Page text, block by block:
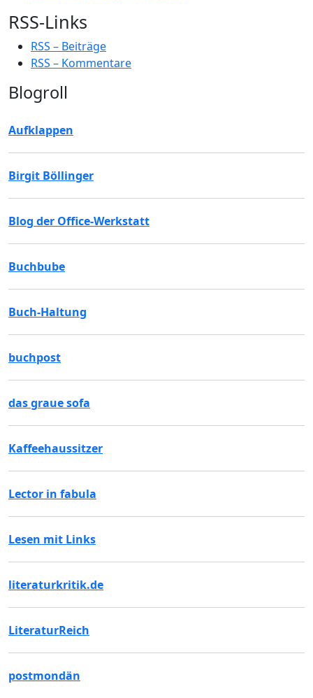
RSS-Links
RSS – Beiträge
RSS – Kommentare
Blogroll
Aufklappen
Birgit Böllinger
Blog der Office-Werkstatt
Buchbube
Buch-Haltung
buchpost
das graue sofa
Kaffeehaussitzer
Lector in fabula
Lesen mit Links
literaturkritik.de
LiteraturReich
postmondän